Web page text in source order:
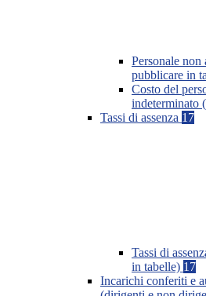
Personale non
pubblicare in
Costo del
indeterminato
Tassi di assenza 17
Tassi di
in tabelle) 17
Incarichi conferiti e